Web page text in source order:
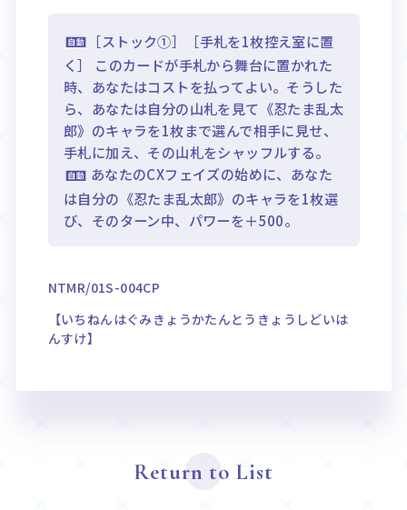
［ストック①］［手札を1枚控え室に置
く］ このカードが手札から舞台に置かれた
時、あなたはコストを払ってよい。そうした
ら、あなたは自分の山札を見て《忍たま乱太
郎》のキャラを1枚まで選んで相手に見せ、
手札に加え、その山札をシャッフルする。
あなたのCXフェイズの始めに、あなた
は自分の《忍たま乱太郎》のキャラを1枚選
び、そのターン中、パワーを＋500。
NTMR/01S-004CP
【いちねんはぐみきょうかたんとうきょうしどいは
んすけ】
Return to List